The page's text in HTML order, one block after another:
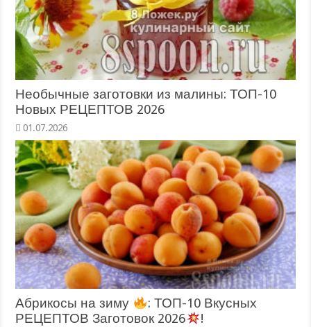
Необычные заготовки из малины: ТОП-10
Новых РЕЦЕПТОВ 2026
Абрикосы на зиму
: ТОП-10 Вкусных
РЕЦЕПТОВ Заготовок 2026
!